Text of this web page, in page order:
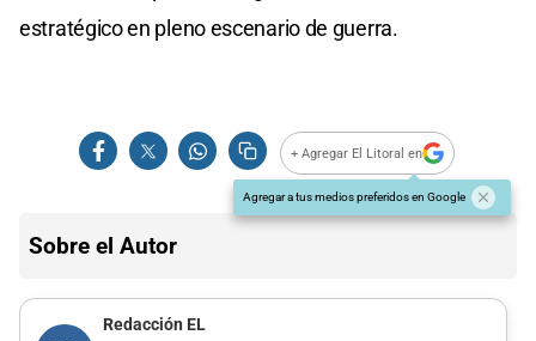
estratégico en pleno escenario de guerra.
+ Agregar El Litoral en
Agregar a tus medios preferidos en Google
Sobre el Autor
Redacción EL